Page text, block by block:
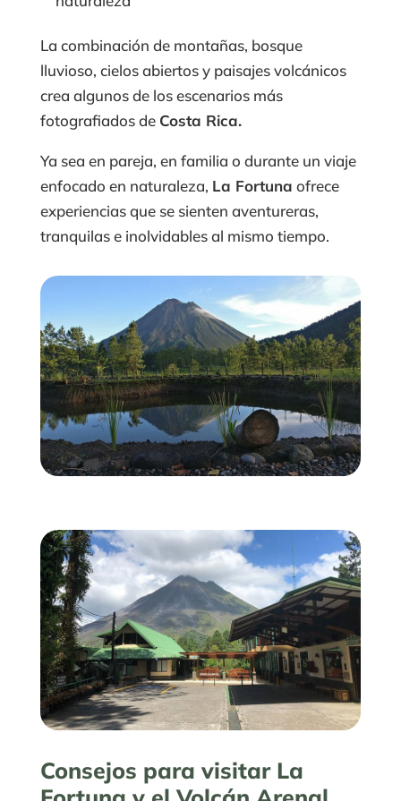
La combinación de montañas, bosque
lluvioso, cielos abiertos y paisajes volcánicos
crea algunos de los escenarios más
fotografiados de Costa Rica.
Ya sea en pareja, en familia o durante un viaje
enfocado en naturaleza, La Fortuna ofrece
experiencias que se sienten aventureras,
tranquilas e inolvidables al mismo tiempo.
Consejos para visitar La